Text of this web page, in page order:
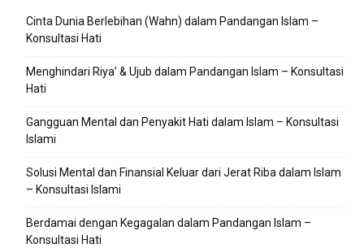
Cinta Dunia Berlebihan (Wahn) dalam Pandangan Islam –
Konsultasi Hati
Menghindari Riya’ & Ujub dalam Pandangan Islam – Konsultasi
Hati
Gangguan Mental dan Penyakit Hati dalam Islam – Konsultasi
Islami
Solusi Mental dan Finansial Keluar dari Jerat Riba dalam Islam
– Konsultasi Islami
Berdamai dengan Kegagalan dalam Pandangan Islam –
Konsultasi Hati